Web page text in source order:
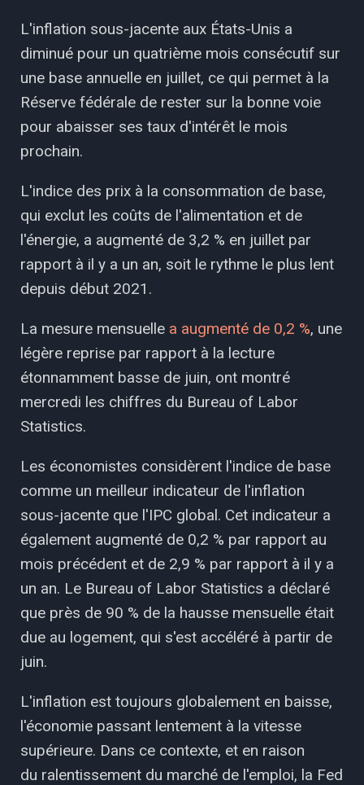
L'inflation sous-jacente aux États-Unis a
diminué pour un quatrième mois consécutif sur
une base annuelle en juillet, ce qui permet à la
Réserve fédérale de rester sur la bonne voie
pour abaisser ses taux d'intérêt le mois
prochain.
L'indice des prix à la consommation de base,
qui exclut les coûts de l'alimentation et de
l'énergie, a augmenté de 3,2 % en juillet par
rapport à il y a un an, soit le rythme le plus lent
depuis début 2021.
La mesure mensuelle a augmenté de 0,2 %, une
légère reprise par rapport à la lecture
étonnamment basse de juin, ont montré
mercredi les chiffres du Bureau of Labor
Statistics.
Les économistes considèrent l'indice de base
comme un meilleur indicateur de l'inflation
sous-jacente que l'IPC global. Cet indicateur a
également augmenté de 0,2 % par rapport au
mois précédent et de 2,9 % par rapport à il y a
un an. Le Bureau of Labor Statistics a déclaré
que près de 90 % de la hausse mensuelle était
due au logement, qui s'est accéléré à partir de
juin.
L'inflation est toujours globalement en baisse,
l'économie passant lentement à la vitesse
supérieure. Dans ce contexte, et en raison
du ralentissement du marché de l'emploi, la Fed